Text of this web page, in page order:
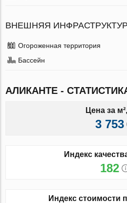
ВНЕШНЯЯ
Огороженная территория
Бассейн
АЛИКАНТЕ -
Цена за
3 753
Индекс
182
Индекс стоимости